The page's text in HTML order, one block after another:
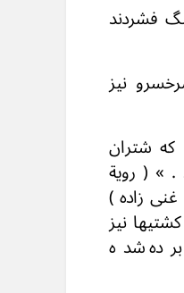
فشردند
نیز
که شتران
. » ( رویة
غنی زاده )
نیز
شده